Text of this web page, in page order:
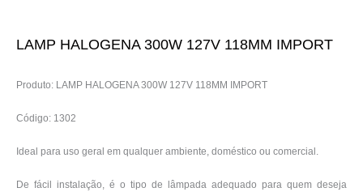
LAMP HALOGENA 300W 127V 118MM IMPORT
Produto: LAMP HALOGENA 300W 127V 118MM IMPORT
Código: 1302
Ideal para uso geral em qualquer ambiente, doméstico ou comercial.
De fácil instalação, é o tipo de lâmpada adequado para quem deseja